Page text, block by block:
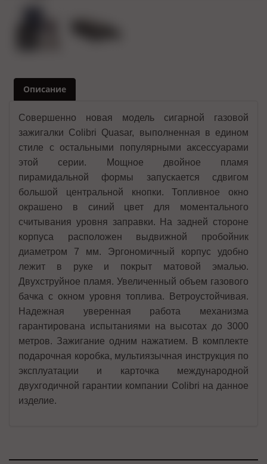
Описание
Совершенно новая модель сигарной газовой
зажигалки Colibri Quasar, выполненная в едином
стиле с остальными популярными аксессуарами
этой серии. Мощное двойное пламя
пирамидальной формы запускается сдвигом
большой центральной кнопки. Топливное окно
окрашено в синий цвет для моментального
считывания уровня заправки. На задней стороне
корпуса расположен выдвижной пробойник
диаметром 7 мм. Эргономичный корпус удобно
лежит в руке и покрыт матовой эмалью.
Двухструйное пламя. Увеличенный объем газового
бачка с окном уровня топлива. Ветроустойчивая.
Надежная уверенная работа механизма
гарантирована испытаниями на высотах до 3000
метров. Зажигание одним нажатием. В комплекте
подарочная коробка, мультиязычная инструкция по
эксплуатации и карточка международной
двухгодичной гарантии компании Colibri на данное
изделие.